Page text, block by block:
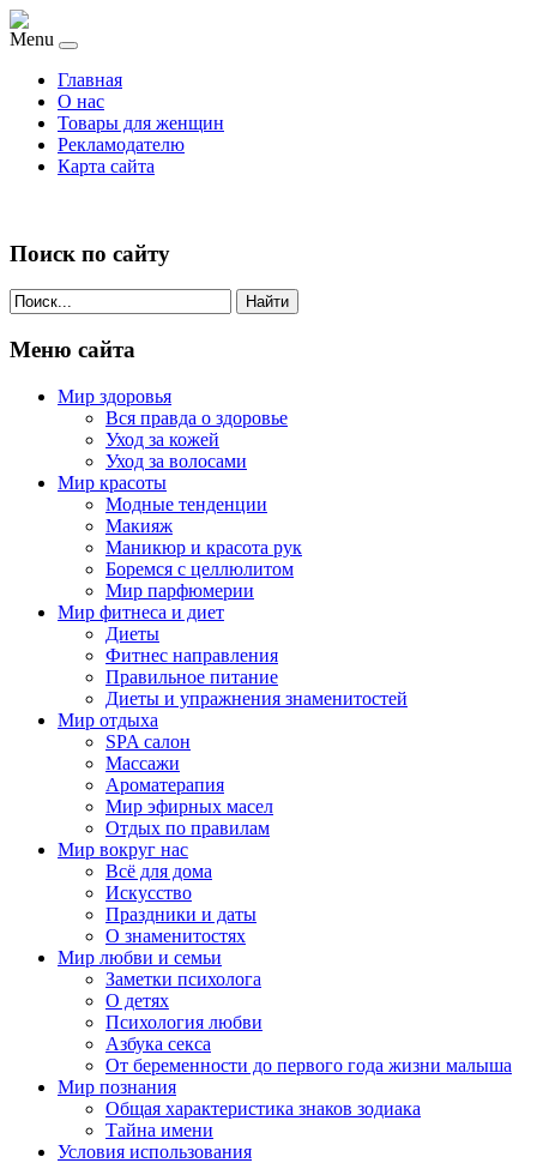
Menu
Главная
О нас
Товары для женщин
Рекламодателю
Карта сайта
Поиск по сайту
Найти
Меню сайта
Мир здоровья
Вся правда о здоровье
Уход за кожей
Уход за волосами
Мир красоты
Модные тенденции
Макияж
Маникюр и красота рук
Боремся с целлюлитом
Мир парфюмерии
Мир фитнеса и диет
Диеты
Фитнес направления
Правильное питание
Диеты и упражнения знаменитостей
Мир отдыха
SPA салон
Массажи
Ароматерапия
Мир эфирных масел
Отдых по правилам
Мир вокруг нас
Всё для дома
Искусство
Праздники и даты
О знаменитостях
Мир любви и семьи
Заметки психолога
О детях
Психология любви
Азбука секса
От беременности до первого года жизни малыша
Мир познания
Общая характеристика знаков зодиака
Тайна имени
Условия использования